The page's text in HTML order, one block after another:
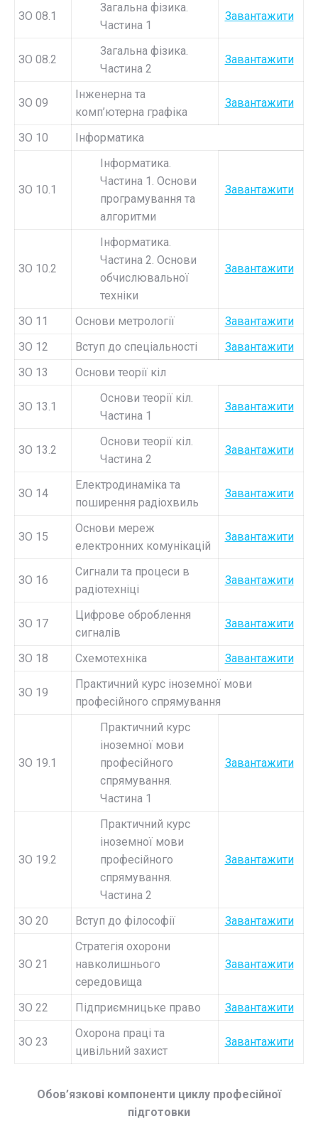
ЗО 08.1
Загальна фізика.
Частина 1
Завантажити
ЗО 08.2
Загальна фізика.
Частина 2
Завантажити
ЗО 09
Інженерна та
комп’ютерна графіка
Завантажити
ЗО 10 Інформатика
ЗО 10.1
Інформатика.
Частина 1. Основи
програмування та
алгоритми
Завантажити
ЗО 10.2
Інформатика.
Частина 2. Основи
обчислювальної
техніки
Завантажити
ЗО 11 Основи метрології
Завантажити
ЗО 12
Вступ до спеціальності
Завантажити
ЗО 13
Основи теорії кіл
ЗО 13.1
Основи теорії кіл.
Частина 1
Завантажити
ЗО 13.2
Основи теорії кіл.
Частина 2
Завантажити
ЗО 14
Електродинаміка та
поширення радіохвиль
Завантажити
ЗО 15
Основи мереж
електронних комунікацій
Завантажити
ЗО 16
Сигнали та процеси в
радіотехніці
Завантажити
ЗО 17
Цифрове оброблення
сигналів
Завантажити
ЗО 18 Схемотехніка Завантажити
ЗО 19
Практичний курс іноземної мови
професійного спрямування
ЗО 19.1
Практичний курс
іноземної мови
професійного
спрямування.
Частина 1
Завантажити
ЗО 19.2
Практичний курс
іноземної мови
професійного
спрямування.
Частина 2
Завантажити
ЗО 20 Вступ до філософії Завантажити
ЗО 21
Стратегія охорони
навколишнього
середовища
Завантажити
ЗО 22 Підприємницьке право Завантажити
ЗО 23
Охорона праці та
цивільний захист
Завантажити
Обов’язкові компоненти циклу професійної
підготовки